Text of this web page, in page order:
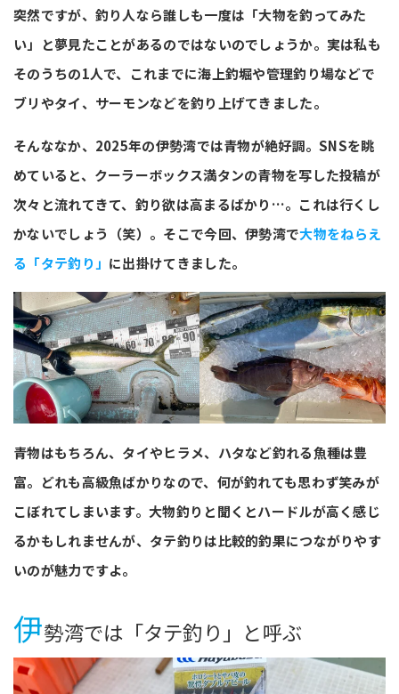
突然ですが、釣り人なら誰しも一度は「大物を釣ってみた
い」と夢見たことがあるのではないのでしょうか。実は私も
そのうちの1人で、これまでに海上釣堀や管理釣り場などで
ブリやタイ、サーモンなどを釣り上げてきました。
そんななか、2025年の伊勢湾では青物が絶好調。SNSを眺
めていると、クーラーボックス満タンの青物を写した投稿が
次々と流れてきて、釣り欲は高まるばかり…。これは行くし
かないでしょう（笑）。そこで今回、伊勢湾で大物をねらえ
る「タテ釣り」 に出掛けてきました。
青物はもちろん、タイやヒラメ、ハタなど釣れる魚種は豊
富。どれも高級魚ばかりなので、何が釣れても思わず笑みが
こぼれてしまいます。大物釣りと聞くとハードルが高く感じ
るかもしれませんが、タテ釣りは比較的釣果につながりやす
いのが魅力ですよ。
伊勢湾では「タテ釣り」と呼ぶ